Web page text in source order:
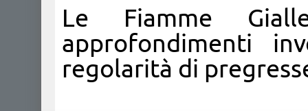
Le Fiamme
approfondimenti
regolarità di